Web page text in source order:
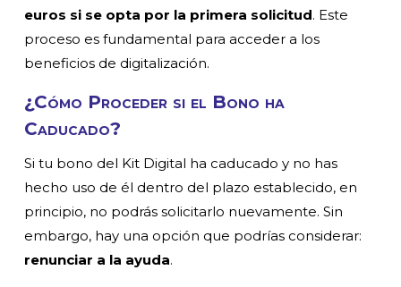
euros si se opta por la primera solicitud. Este
proceso es fundamental para acceder a los
beneficios de digitalización.
¿Cómo Proceder si el Bono ha
Caducado?
Si tu bono del Kit Digital ha caducado y no has
hecho uso de él dentro del plazo establecido, en
principio, no podrás solicitarlo nuevamente. Sin
embargo, hay una opción que podrías considerar:
renunciar a la ayuda.